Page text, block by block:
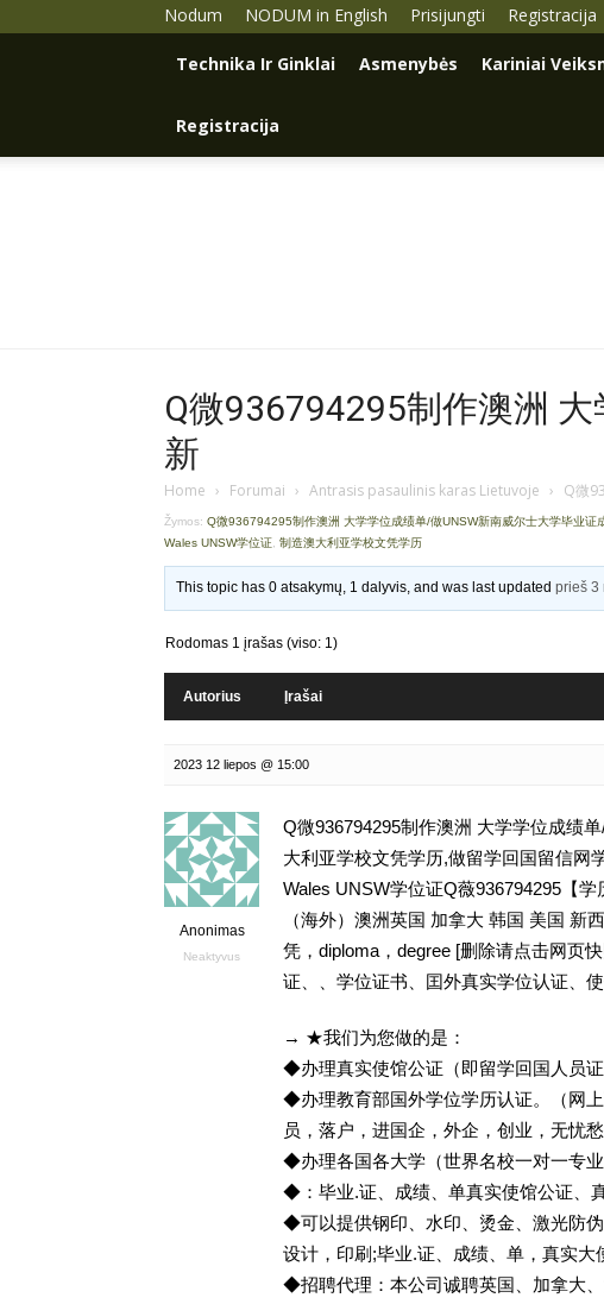
Nodum NODUM in English Prisijungti Registracija
Technika Ir Ginklai Asmenybės Kariniai
Registracija
Q微936794295制作澳洲
新
Home › Forumai › Antrasis pasaulinis karas Lietuvoje › Q微
Žymos: Q微936794295制作澳洲 大学学位成绩单/做UNSW新南威尔士大学毕业证
Wales UNSW学位证, 制造澳大利亚学校文凭学历
This topic has 0 atsakymų, 1 dalyvis, and was last updatedprieš 3
Rodomas 1 įrašas (viso: 1)
Autorius Įrašai
2023 12 liepos @ 15:00
Anonimas
Neaktyvus
Q微936794295制作澳洲 大学学位成绩
大利亚学校文凭学历,做留学回国留信网
Wales UNSW学位证Q薇936794295【
（海外）澳洲英国 加拿大 韩国 美国 新
凭，diploma，degree [删除请点击网页
证、、学位证书、囯外真实学位认证、
→ ★我们为您做的是：
◆办理真实使馆公证（即留学回国人员
◆办理教育部国外学位学历认证。（网
员，落户，进国企，外企，创业，无忧
◆办理各国各大学（世界名校一对一专
◆：毕业.证、成绩、单真实使馆公证、
◆可以提供钢印、水印、烫金、激光防
设计，印刷;毕业.证、成绩、单，真实大
◆招聘代理：本公司诚聘英国、加拿大